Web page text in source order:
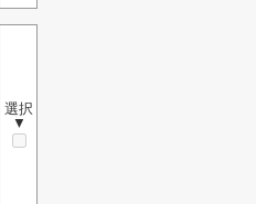
選択
▼